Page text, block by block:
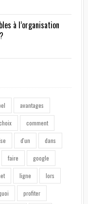
à l’organisation
avantages
comment
d'un dans
faire google
ligne lors
profiter